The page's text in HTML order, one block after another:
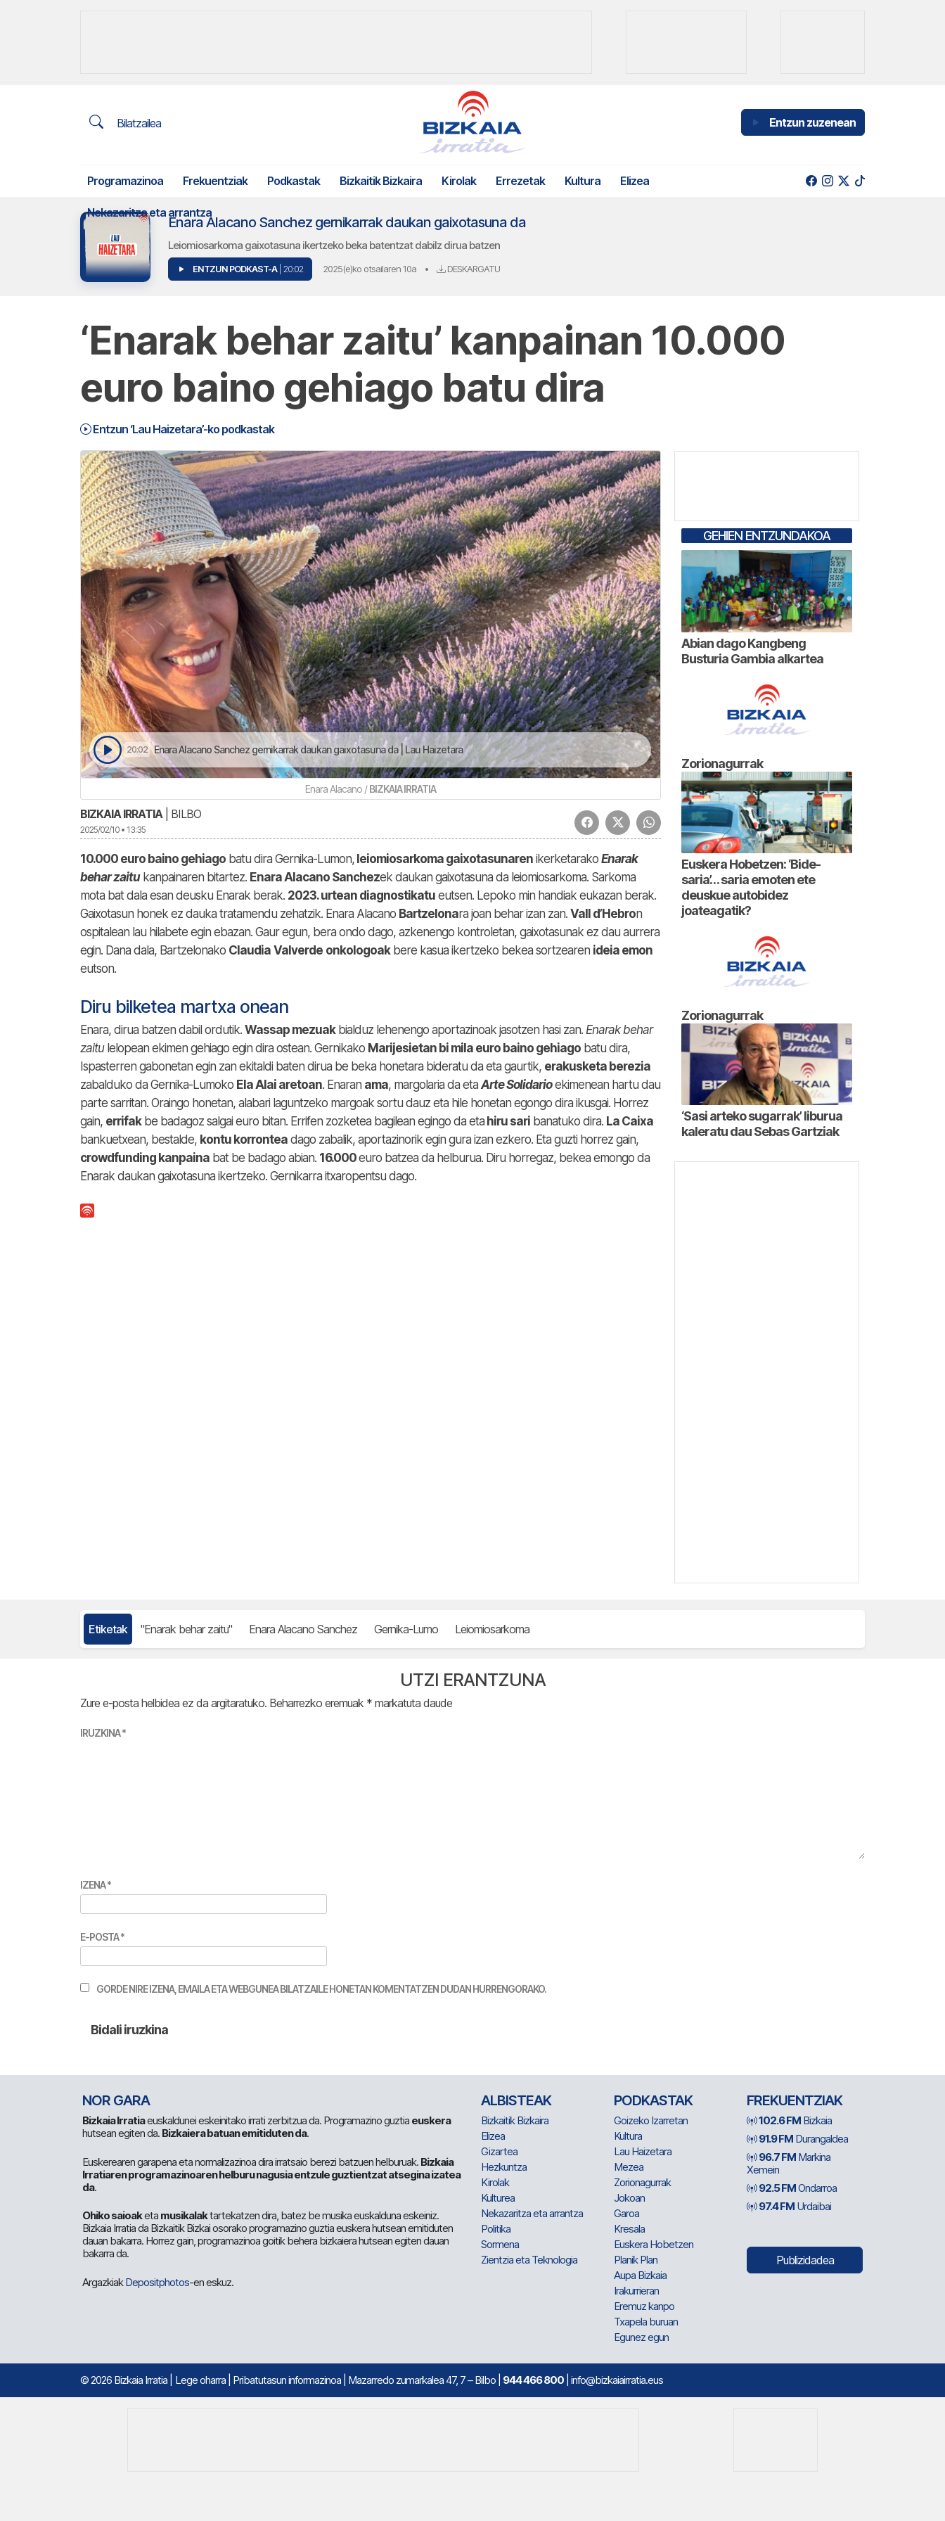
Bilatzailea Entzun zuzenean
Programazinoa Frekuentziak Podkastak Bizkaitik Bizkaira Kirolak Errezetak Kultura Elizea
Nekazaritza eta arrantza
Enara Alacano Sanchez gernikarrak daukan gaixotasuna da
Leiomiosarkoma gaixotasuna ikertzeko beka batentzat dabilz dirua batzen
ENTZUN PODKAST-A | 20:02 2025(e)ko otsailaren 10a • DESKARGATU
‘Enarak behar zaitu’ kanpainan 10.000
euro baino gehiago batu dira
Entzun ‘Lau Haizetara’-ko podkastak
20:02 Enara Alacano Sanchez gernikarrak daukan gaixotasuna da | Lau Haizetara
Enara Alacano / BIZKAIA IRRATIA
BIZKAIA IRRATIA| BILBO
2025/02/10 • 13:35
10.000 euro baino gehiago batu dira Gernika-Lumon, leiomiosarkoma gaixotasunaren ikerketarako Enarak
behar zaitukanpainaren bitartez. Enara Alacano Sanchezek daukan gaixotasuna da leiomiosarkoma. Sarkoma
mota bat dala esan deusku Enarak berak. 2023. urtean diagnostikatu eutsen. Lepoko min handiak eukazan berak.
Gaixotasun honek ez dauka tratamendu zehatzik. Enara Alacano Bartzelonara joan behar izan zan. Vall d’Hebron
ospitalean lau hilabete egin ebazan. Gaur egun, bera ondo dago, azkenengo kontroletan, gaixotasunak ez dau aurrera
egin. Dana dala, Bartzelonako Claudia Valverde onkologoakbere kasua ikertzeko bekea sortzearen ideia emon
eutson.
Diru bilketea martxa onean
Enara, dirua batzen dabil ordutik. Wassap mezuakbialduz lehenengo aportazinoak jasotzen hasi zan. Enarak behar
zaitulelopean ekimen gehiago egin dira ostean. Gernikako Marijesietan bi mila euro baino gehiago batu dira,
Ispasterren gabonetan egin zan ekitaldi baten dirua be beka honetara bideratu da eta gaurtik, erakusketa berezia
zabalduko da Gernika-Lumoko Ela Alai aretoan. Enaran ama, margolaria da etaArte Solidarioekimenean hartu dau
parte sarritan. Oraingo honetan, alabari laguntzeko margoak sortu dauz eta hile honetan egongo dira ikusgai. Horrez
gain, errifakbe badagoz salgai euro bitan. Errifen zozketea bagilean egingo da eta hiru sari banatuko dira. La Caixa
bankuetxean, bestalde, kontu korrontea dago zabalik, aportazinorik egin gura izan ezkero. Eta guzti horrez gain,
crowdfunding kanpaina bat be badago abian. 16.000euro batzea da helburua. Diru horregaz, bekea emongo da
Enarak daukan gaixotasuna ikertzeko. Gernikarra itxaropentsu dago.
GEHIEN ENTZUNDAKOA
Abian dago Kangbeng
Busturia Gambia alkartea
Zorionagurrak
Euskera Hobetzen: ‘Bide-
saria’… saria emoten ete
deuskue autobidez
joateagatik?
Zorionagurrak
‘Sasi arteko sugarrak’ liburua
kaleratu dau Sebas Gartziak
Etiketak "Enarak behar zaitu" Enara Alacano Sanchez Gernika-Lumo Leiomiosarkoma
UTZI ERANTZUNA
Zure e-posta helbidea ez da argitaratuko. Beharrezko eremuak * markatuta daude
IRUZKINA*
IZENA*
E-POSTA*
GORDE NIRE IZENA, EMAILA ETA WEBGUNEA BILATZAILE HONETAN KOMENTATZEN DUDAN HURRENGORAKO.
NOR GARA
Bizkaia Irratiaeuskaldunei eskeinitako irrati zerbitzua da. Programazino guztia euskera
hutsean egiten da. Bizkaiera batuan emitiduten da.
Euskerearen garapena eta normalizazinoa dira irratsaio berezi batzuen helburuak. Bizkaia
Irratiaren programazinoaren helburu nagusia entzule guztientzat atsegina izatea
da.
Ohiko saioaketa musikalaktartekatzen dira, batez be musika euskalduna eskeiniz.
Bizkaia Irratia da Bizkaitik Bizkai osorako programazino guztia euskera hutsean emitiduten
dauan bakarra. Horrez gain, programazinoa goitik behera bizkaiera hutsean egiten dauan
bakarra da.
ArgazkiakDepositphotos-en eskuz.
ALBISTEAK
Bizkaitik Bizkaira
Elizea
Gizartea
Hezkuntza
Kirolak
Kulturea
Nekazaritza eta arrantza
Politika
Sormena
Zientzia eta Teknologia
PODKASTAK
Goizeko Izarretan
Kultura
Lau Haizetara
Mezea
Zorionagurrak
Jokoan
Garoa
Kresala
Euskera Hobetzen
Planik Plan
Aupa Bizkaia
Irakurrieran
Eremuz kanpo
Txapela buruan
Egunez egun
FREKUENTZIAK
102.6 FM Bizkaia
91.9 FM Durangaldea
96.7 FM Markina
Xemein
92.5 FMOndarroa
97.4 FM Urdaibai
Publizidadea
© 2026 Bizkaia Irratia Lege oharra Pribatutasun informazinoa | Mazarredo zumarkalea 47, 7 – Bilbo | 944 466 800 | info@bizkaiairratia.eus